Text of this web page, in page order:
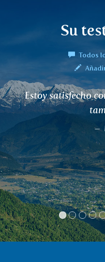
Su
Todos
Durante medio
espalda,
medicación y
de todo,
mejoría. Al 3er día
pasta para
alivio. Estoy